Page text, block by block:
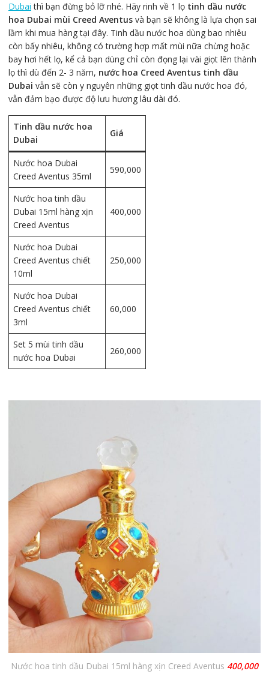
Dubai thì bạn đừng bỏ lỡ nhé. Hãy rinh về 1 lọ tinh dầu nước
hoa Dubai mùi Creed Aventusvà bạn sẽ không là lựa chọn sai
lầm khi mua hàng tại đây. Tinh dầu nước hoa dùng bao nhiêu
còn bấy nhiêu, không có trường hợp mất mùi nữa chừng hoặc
bay hơi hết lọ, kể cả bạn dùng chỉ còn đọng lại vài giọt lên thành
lọ thì dù đến 2- 3 năm, nước hoa Creed Aventus tinh dầu
Dubai vẫn sẽ còn y nguyên những giọt tinh dầu nước hoa đó,
vẫn đảm bạo được độ lưu hương lâu dài đó.
Tinh dầu nước hoa
Dubai
Giá
Nước hoa Dubai
Creed Aventus 35ml
590,000
Nước hoa tinh dầu
Dubai 15ml hàng xịn
Creed Aventus
400,000
Nước hoa Dubai
Creed Aventus chiết
10ml
250,000
Nước hoa Dubai
Creed Aventus chiết
3ml
60,000
Set 5 mùi tinh dầu
nước hoa Dubai
260,000
Nước hoa tinh dầu Dubai 15ml hàng xịn Creed Aventus 400,000